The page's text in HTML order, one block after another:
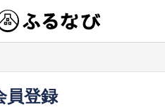
員登録